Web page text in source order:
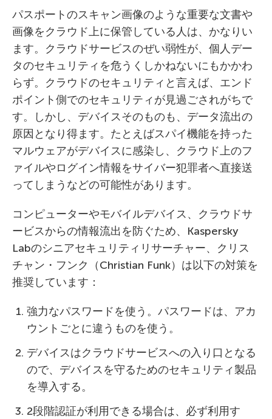
パスポートのスキャン画像のような重要な文書や
画像をクラウド上に保管している人は、かなりい
ます。クラウドサービスのぜい弱性が、個人デー
タのセキュリティを危うくしかねないにもかかわ
らず。クラウドのセキュリティと言えば、エンド
ポイント側でのセキュリティが見過ごされがちで
す。しかし、デバイスそのものも、データ流出の
原因となり得ます。たとえばスパイ機能を持った
マルウェアがデバイスに感染し、クラウド上のフ
ァイルやログイン情報をサイバー犯罪者へ直接送
ってしまうなどの可能性があります。
コンピューターやモバイルデバイス、クラウドサ
ービスからの情報流出を防ぐため、Kaspersky
Labのシニアセキュリティリサーチャー、クリス
チャン・フンク（Christian Funk）は以下の対策を
推奨しています：
強力なパスワードを使う。パスワードは、アカ
ウントごとに違うものを使う。
デバイスはクラウドサービスへの入り口となる
ので、デバイスを守るためのセキュリティ製品
を導入する。
2段階認証が利用できる場合は、必ず利用す